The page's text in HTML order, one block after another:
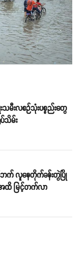
မီးလစဉ်သုံးပစ္စည်းတွေ
သိမ်း
ဘက် လူနေတိုက်ခန်းတွဲပြို
ထိ မြင့်တက်လာ